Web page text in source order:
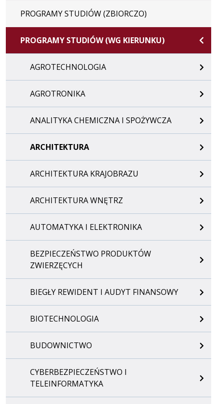
PROGRAMY STUDIÓW (ZBIORCZO)
PROGRAMY STUDIÓW (WG KIERUNKU)
AGROTECHNOLOGIA
AGROTRONIKA
ANALITYKA CHEMICZNA I SPOŻYWCZA
ARCHITEKTURA
ARCHITEKTURA KRAJOBRAZU
ARCHITEKTURA WNĘTRZ
AUTOMATYKA I ELEKTRONIKA
BEZPIECZEŃSTWO PRODUKTÓW
ZWIERZĘCYCH
BIEGŁY REWIDENT I AUDYT FINANSOWY
BIOTECHNOLOGIA
BUDOWNICTWO
CYBERBEZPIECZEŃSTWO I
TELEINFORMATYKA